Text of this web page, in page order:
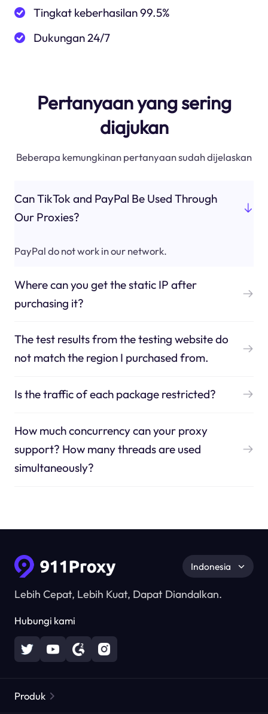
Tingkat keberhasilan 99.5%
Dukungan 24/7
Pertanyaan yang sering
diajukan
Beberapa kemungkinan pertanyaan sudah dijelaskan
Can TikTok and PayPal Be Used Through
Our Proxies?
PayPal do not work in our network.
Where can you get the static IP after
purchasing it?
The test results from the testing website do
not match the region I purchased from.
Is the traffic of each package restricted?
How much concurrency can your proxy
support? How many threads are used
simultaneously?
Lebih Cepat, Lebih Kuat, Dapat Diandalkan.
Hubungi kami
Indonesia
Produk